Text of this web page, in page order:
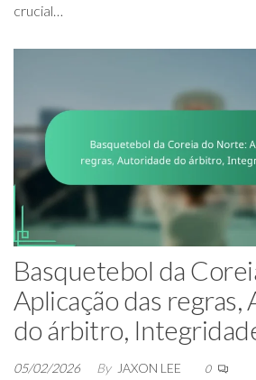
crucial…
Basquetebol da
Aplicação das
do árbitro,
05/02/2026 By JAXON LEE 0